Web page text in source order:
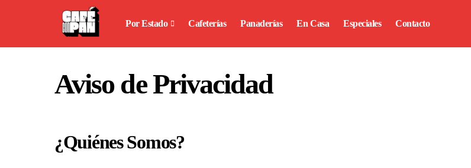
Por Estado Cafeterías Panaderías En Casa Especiales Contacto
Aviso de Privacidad
¿Quiénes Somos?